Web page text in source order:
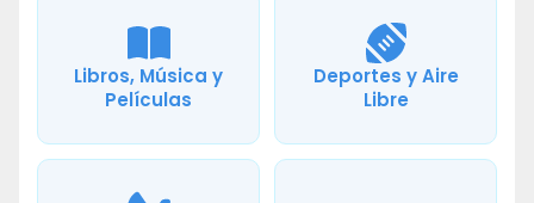
Libros, Música y
Películas
Deportes y Aire
Libre